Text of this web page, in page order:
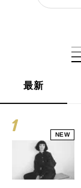
最新
NEW